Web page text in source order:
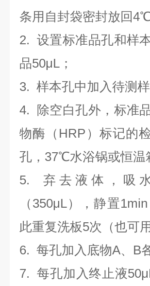
条用自封袋密封放回4℃
2. 设置标准品孔和样
品50μL；
3. 样本孔中加 入待测
4.
除空白孔外，标准
物酶（HRP）标记的
孔，37℃水浴锅或恒温
5. 弃去液体，吸
（350μL）
，静置
此重复洗板5次（也可
6. 每孔加入底物A、B
7. 每孔加入终止液